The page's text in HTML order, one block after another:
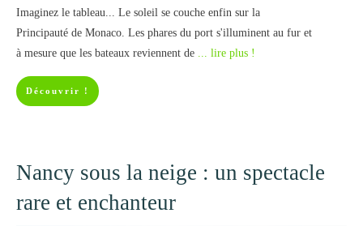
Imaginez le tableau... Le soleil se couche enfin sur la
Principauté de Monaco. Les phares du port s'illuminent au fur et
à mesure que les bateaux reviennent de ... lire plus !
Découvrir !
Nancy sous la neige : un spectacle
rare et enchanteur